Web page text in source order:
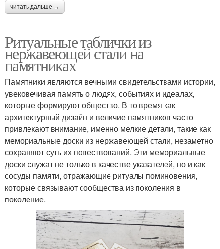
читать дальше →
Ритуальные таблички из
нержавеющей стали на
памятниках
Памятники являются вечными свидетельствами истории,
увековечивая память о людях, событиях и идеалах,
которые формируют общество. В то время как
архитектурный дизайн и величие памятников часто
привлекают внимание, именно мелкие детали, такие как
мемориальные доски из нержавеющей стали, незаметно
сохраняют суть их повествований. Эти мемориальные
доски служат не только в качестве указателей, но и как
сосуды памяти, отражающие ритуалы поминовения,
которые связывают сообщества из поколения в
поколение.